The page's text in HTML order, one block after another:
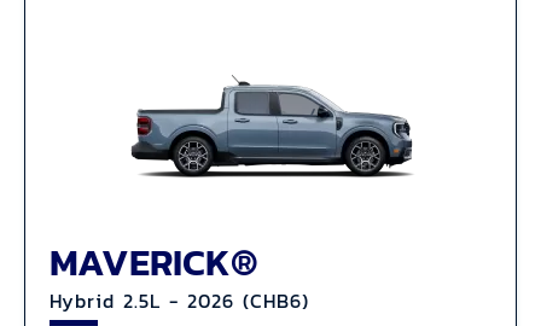
MAVERICK®
Hybrid 2.5L - 2026 (CHB6)